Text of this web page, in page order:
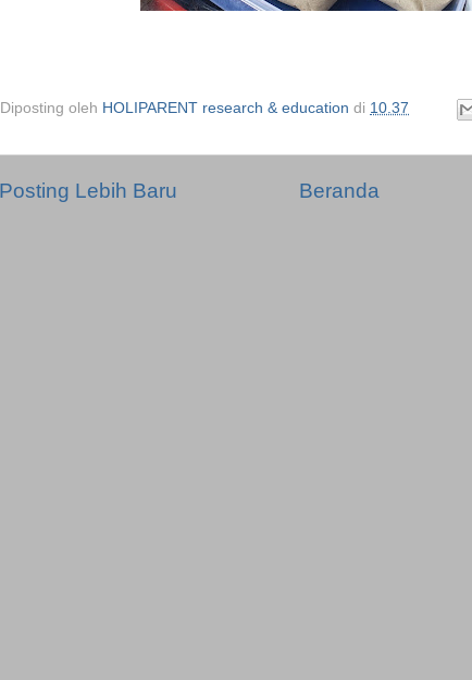
Diposting oleh HOLIPARENT research & education di 10.37
Posting Lebih Baru Beranda